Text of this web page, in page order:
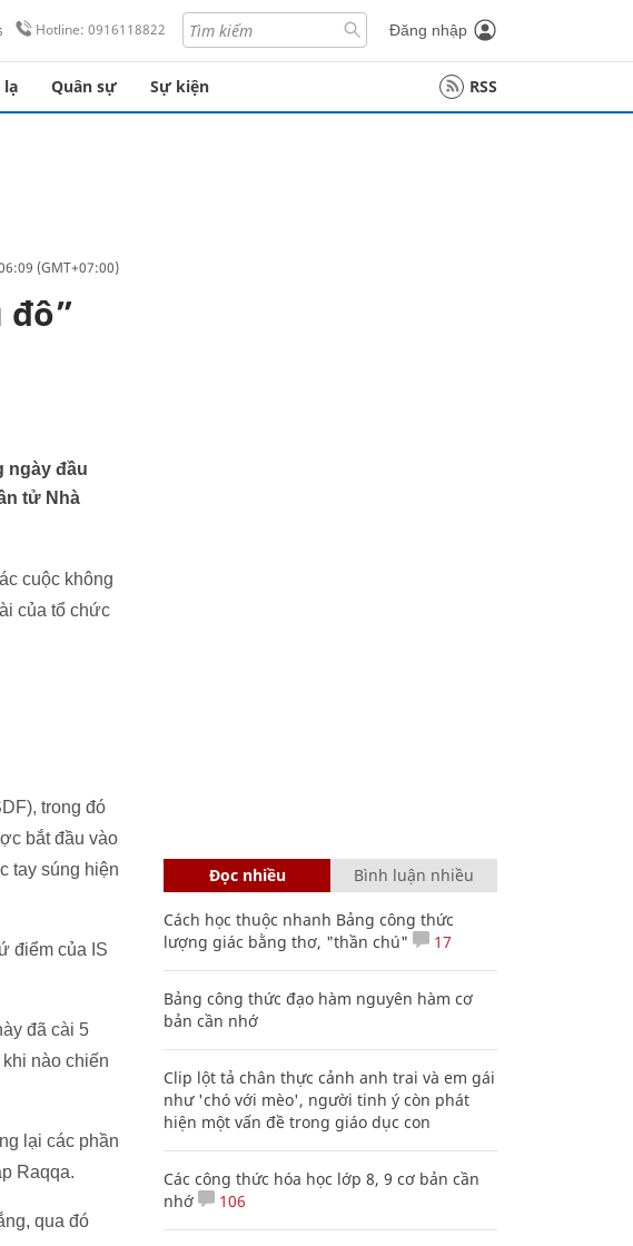
Hotline: 0916118822 Đăng nhập
lạ Quân sự Sự kiện RSS
(GMT+07:00)
ngày đầu
tử Nhà
cuộc không
của tổ chức
trong đó
bắt đầu vào
tay súng hiện
điểm của IS
đã cài 5
nào chiến
lại các phần
Raqqa.
qua đó
Đọc nhiều Bình luận nhiều
Cách học thuộc nhanh Bảng công thức
lượng giác bằng thơ, "thần chú"
17
Bảng công thức đạo hàm nguyên hàm cơ
bản cần nhớ
Clip lột tả chân thực cảnh anh trai và em gái
như 'chó với mèo', người tinh ý còn phát
hiện một vấn đề trong giáo dục con
Các công thức hóa học lớp 8, 9 cơ bản cần
nhớ
106